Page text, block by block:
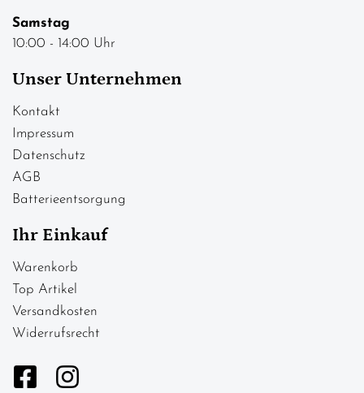
Samstag
10:00 - 14:00 Uhr
Unser Unternehmen
Kontakt
Impressum
Datenschutz
AGB
Batterieentsorgung
Ihr Einkauf
Warenkorb
Top Artikel
Versandkosten
Widerrufsrecht